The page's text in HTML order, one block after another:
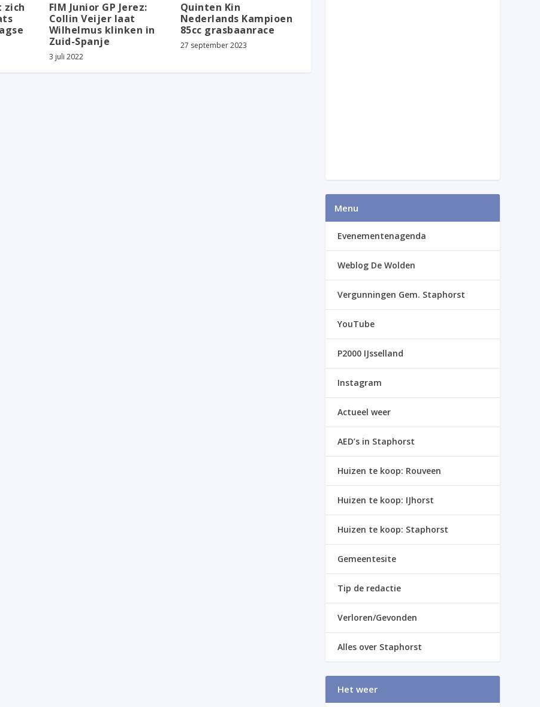
zich
FIM Junior GP Jerez:
Collin Veijer laat
Wilhelmus klinken in
Zuid-Spanje
3 juli 2022
Quinten Kin
Nederlands Kampioen
85cc grasbaanrace
27 september 2023
Menu
Evenementenagenda
Weblog De Wolden
Vergunningen Gem. Staphorst
YouTube
P2000 IJsselland
Instagram
Actueel weer
AED’s in Staphorst
Huizen te koop: Rouveen
Huizen te koop: IJhorst
Huizen te koop: Staphorst
Gemeentesite
Tip de redactie
Verloren/Gevonden
Alles over Staphorst
Het weer